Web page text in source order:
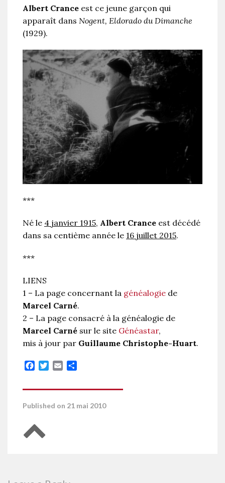
Albert Crance est ce jeune garçon qui
apparaît dans Nogent, Eldorado du Dimanche
(1929).
***
Né le 4 janvier 1915, Albert Crance est décédé
dans sa centième année le 16 juillet 2015.
***
LIENS
1 – La page concernant la généalogie de
Marcel Carné.
2 – La page consacré à la généalogie de
Marcel Carné sur le site Généastar,
mis à jour par Guillaume Christophe-Huart.
Facebook
TwitterEmail
Published on 21 mai 2010
Retour en haut de page